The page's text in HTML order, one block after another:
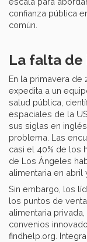
confianza pública
común.
La falta
En la primavera de
expedita a un
salud pública,
espaciales de la
sus siglas en
problema. Las
casi el 40% de los
de Los Ángeles
alimentaria en abril
Sin embargo, los
los puntos de
alimentaria
convenios
findhelp.org.